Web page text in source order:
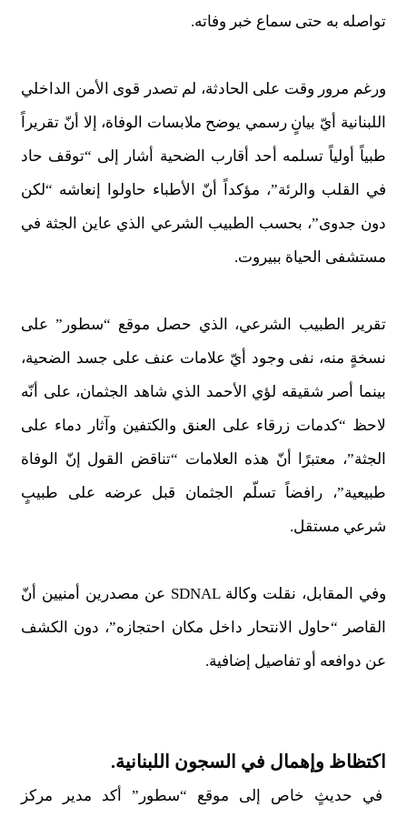
تواصله به حتى سماع خبر وفاته.
ورغم مرور وقت على الحادثة، لم تصدر قوى الأمن الداخلي
اللبنانية أيّ بيانٍ رسمي يوضح ملابسات الوفاة، إلا أنّ تقريراً
طبياً أولياً تسلمه أحد أقارب الضحية أشار إلى “توقف حاد
في القلب والرئة”، مؤكداً أنّ الأطباء حاولوا إنعاشه “لكن
دون جدوى”، بحسب الطبيب الشرعي الذي عاين الجثة في
مستشفى الحياة ببيروت.
تقرير الطبيب الشرعي، الذي حصل موقع “سطور” على
نسخةٍ منه، نفى وجود أيّ علامات عنف على جسد الضحية،
بينما أصر شقيقه لؤي الأحمد الذي شاهد الجثمان، على أنّه
لاحظ “كدمات زرقاء على العنق والكتفين وآثار دماء على
الجثة”، معتبرًا أنّ هذه العلامات “تناقض القول إنّ الوفاة
طبيعية”، رافضاً تسلّم الجثمان قبل عرضه على طبيبٍ
شرعي مستقل.
وفي المقابل، نقلت وكالة SDNAL عن مصدرين أمنيين أنّ
القاصر “حاول الانتحار داخل مكان احتجازه”، دون الكشف
عن دوافعه أو تفاصيل إضافية.
اكتظاظ وإهمال في السجون اللبنانية.
في حديثٍ خاص إلى موقع “سطور” أكد مدير مركز